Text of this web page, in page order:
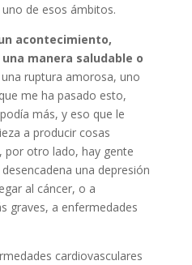
de esos ámbitos.
acontecimiento,
manera saludable o
ruptura amorosa, uno
me ha pasado esto,
más, y eso que le
a producir cosas
por otro lado, hay gente
una depresión
al cáncer, o a
graves, a enfermedades
cardiovasculares